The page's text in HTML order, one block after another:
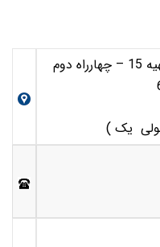
مشهد- شهرک غرب – الهیه 15 – چهارراه دوم